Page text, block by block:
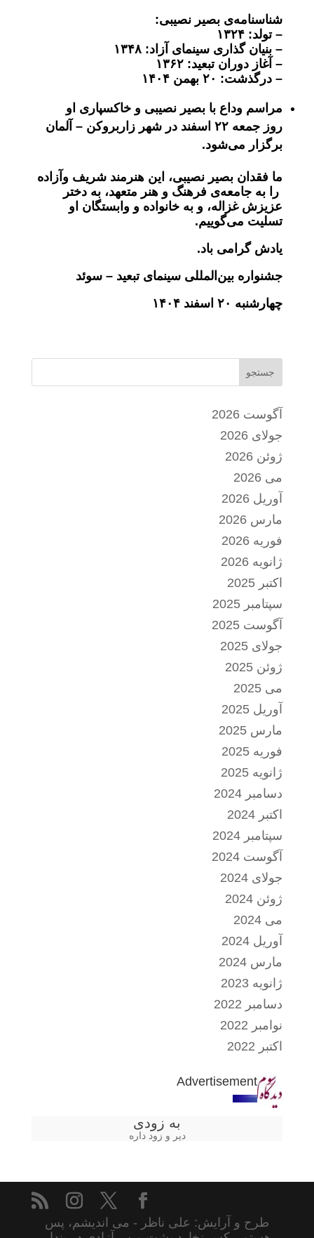
شناسنامه‌ی بصیر نصیبی:
– تولد: ۱۳۲۴
– بنیان ‌گذاری سینمای آزاد: ۱۳۴۸
– آغاز دوران تبعید: ۱۳۶۲
– درگذشت: ۲۰بهمن ۱۴۰۴
مراسم وداع با بصیر نصیبی و خاکسپاری او
روز جمعه ۲۲اسفند در شهر زاربروکن – آلمان
برگزار می‌شود.
ما فقدان بصیر نصیبی، این هنرمند شریف وآزاده
را به جامعه‌ی فرهنگ و هنر متعهد، به دختر
عزیزش غزاله، و به خانواده و وابستگان او
تسلیت می‌گوییم.
یادش گرامی باد.
جشنواره بین‌المللی سینمای تبعید – سوئد
چهارشنبه
۲۰ اسفند ۱۴۰۴
جستجو
آگوست 2026
جولای 2026
ژوئن 2026
می 2026
آوریل 2026
مارس 2026
فوریه 2026
ژانویه 2026
اکتبر 2025
سپتامبر 2025
آگوست 2025
جولای 2025
ژوئن 2025
می 2025
آوریل 2025
مارس 2025
فوریه 2025
ژانویه 2025
دسامبر 2024
اکتبر 2024
سپتامبر 2024
آگوست 2024
جولای 2024
ژوئن 2024
می 2024
آوریل 2024
مارس 2024
ژانویه 2023
دسامبر 2022
نوامبر 2022
اکتبر 2022
Advertisement
به زودی
دیر و زود داره
طرح و آرایش: علی ناظر - می اندیشم، پس